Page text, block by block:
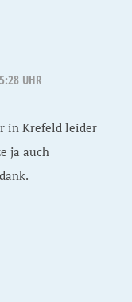
UHR
in Krefeld leider
ja auch